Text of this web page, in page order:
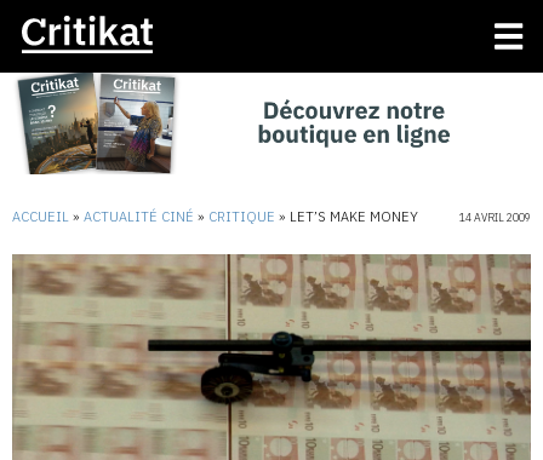
ACCUEIL » ACTUALITÉ CINÉ » CRITIQUE » LET’S MAKE MONEY 14 AVRIL 2009